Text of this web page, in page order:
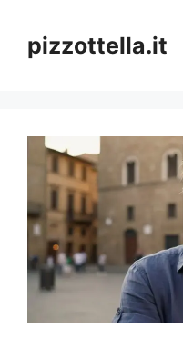
contenuto
pizzottella.it